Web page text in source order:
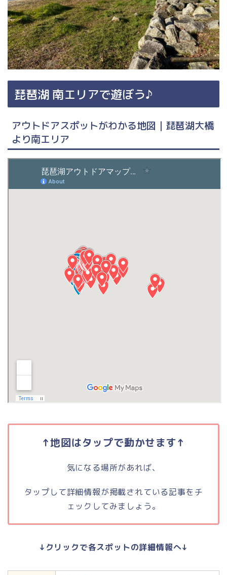
琵琶湖 南エリアで遊ぼう♪
アウトドアスポットがわかる地図｜琵琶湖大橋
より南エリア
↑地図はタップで動かせます↑
気になる場所があれば、
タップして詳細情報が掲載されている記事をチ
ェックしてみましょう。
↓クリックで各スポットの詳細情報へ↓